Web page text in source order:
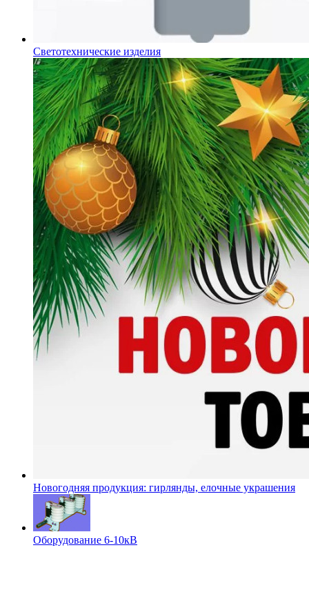
Светотехнические изделия
Новогодняя продукция: гирлянды, елочные украшения
Оборудование 6-10кВ